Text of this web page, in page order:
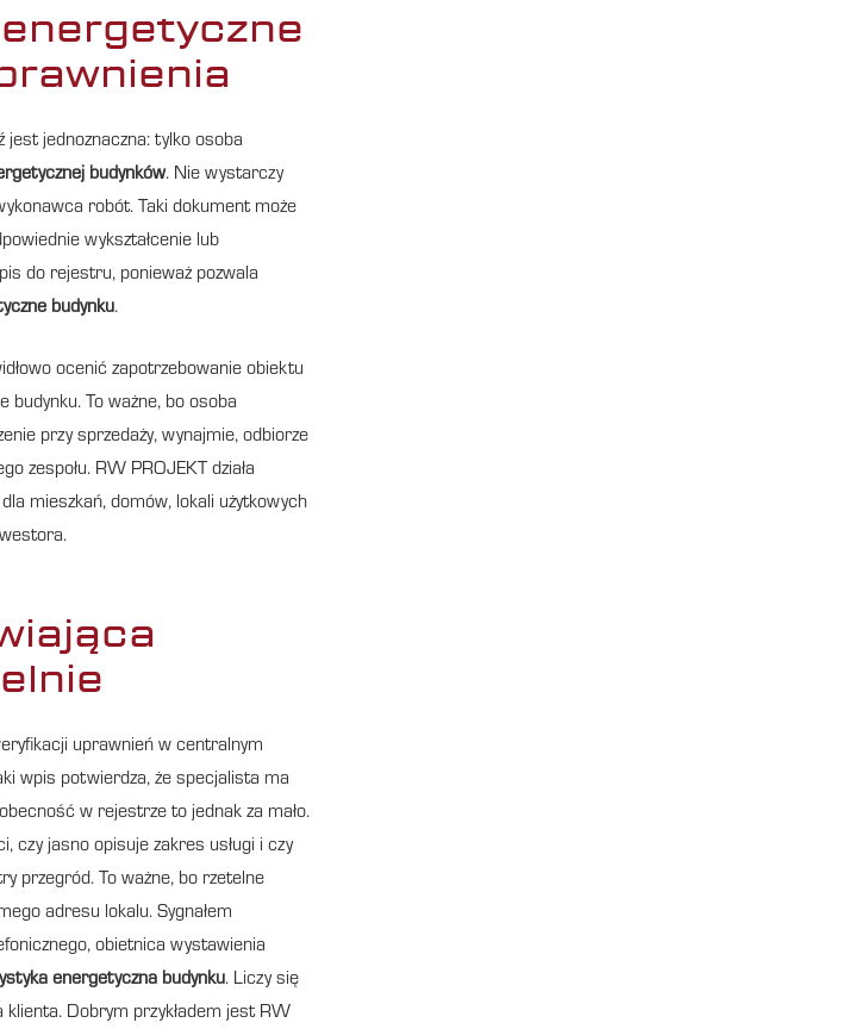
jest jednoznaczna: tylko osoba
budynków. Nie wystarczy
robót. Taki dokument może
wykształcenie lub
do rejestru, ponieważ pozwala
budynku.
ocenić zapotrzebowanie obiektu
budynku. To ważne, bo osoba
przy sprzedaży, wynajmie, odbiorze
zespołu. RW PROJEKT działa
mieszkań, domów, lokali użytkowych
uprawnień w centralnym
wpis potwierdza, że specjalista ma
w rejestrze to jednak za mało.
jasno opisuje zakres usługi i czy
przegród. To ważne, bo rzetelne
adresu lokalu. Sygnałem
obietnica wystawienia
energetyczna budynku. Liczy się
Dobrym przykładem jest RW